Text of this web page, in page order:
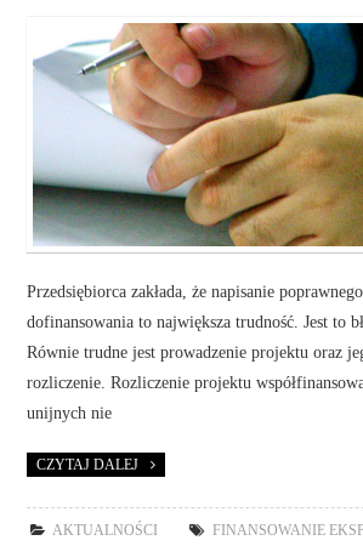
Przedsiębiorca zakłada, że napisanie
dofinansowania to największa trudność. Jest to
Równie trudne jest prowadzenie projektu oraz
rozliczenie. Rozliczenie projektu
unijnych nie
CZYTAJ DALEJ
AKTUALNOŚCI FINANSOWANIE